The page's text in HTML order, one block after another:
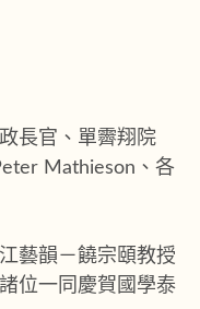
長官、單霽翔院
Mathieson、各
藝韻－饒宗頤教授
位一同慶賀國學泰